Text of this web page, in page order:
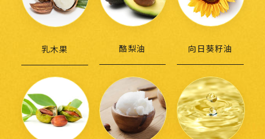
乳木果 酪梨油 向日葵籽油